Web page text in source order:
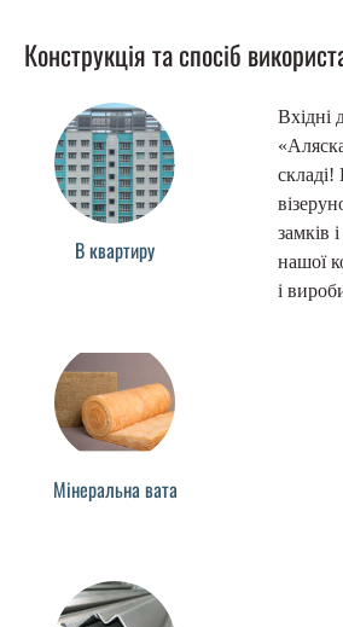
Конструкція та спосіб
В квартиру
Мінеральна вата
Вхідні
складі!
замків
нашої
і